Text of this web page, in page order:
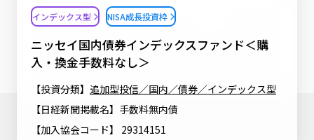
ファンド比較
決算カレンダー
海外休日カレンダー
投資信託新商品のご案内
マーケット指数
マーケットレポート
大関 洋の「十字路」
ファンドレポート
資産形成ポータルTOP
資産形成サービス
Nダイレクト
Goal Navi
サステナビリティ
サステナビリティTOP
サステナビリティ経営
SDGsとは？
ニッセイアセットについて
ニッセイアセットについてTOP
最新情報
ニッセイ国内債券インデックスファンド＜購
入・換金手数料なし＞
インデックス型 NISA成長投資枠
【投資分類】 追加型投信／国内／債券／インデックス型
【日経新聞掲載名】手数料無内債
【加入協会コード】 29314151